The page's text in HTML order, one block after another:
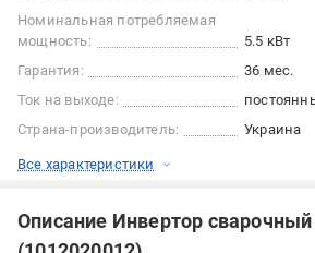
Номинальная потребляемая
мощность:
5.5 кВт
Гарантия:
36 мес.
Ток на выходе:
Страна-производитель:
Украина
Все характеристики
Описание Инвертор